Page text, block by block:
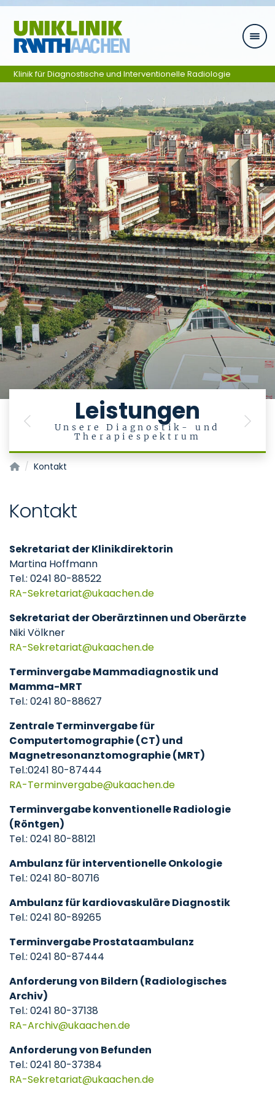
Skip navigation
Leistungen
Unsere Diagnostik- und
Therapiespektrum
Previous Next
Klinik für Diagnostische und Interventionelle Radiologie
Klinik für Diagnostische und Interventionelle Radiologie
Kontakt
Kontakt
Sekretariat der Klinikdirektorin
Martina Hoffmann
Tel.: 0241 80-88522
RA-Sekretariat
ukaachende
Sekretariat der Oberärztinnen und Oberärzte
Niki Völkner
RA-Sekretariat
ukaachende
Terminvergabe Mammadiagnostik und
Mamma-MRT
Tel.: 0241 80-88627
Zentrale Terminvergabe für
Computertomographie (CT) und
Magnetresonanztomographie (MRT)
Tel.:0241 80-87444
RA-Terminvergabe
ukaachende
Terminvergabe konventionelle Radiologie
(Röntgen)
Tel.: 0241 80-88121
Ambulanz für interventionelle Onkologie
Tel.: 0241 80-80716
Ambulanz für kardiovaskuläre Diagnostik
Tel.: 0241 80-89265
Terminvergabe Prostataambulanz
Tel.: 0241 80-87444
Anforderung von Bildern (Radiologisches
Archiv)
Tel.: 0241 80-37138
RA-Archiv
ukaachende
Anforderung von Befunden
Tel.: 0241 80-37384
RA-Sekretariat
ukaachende